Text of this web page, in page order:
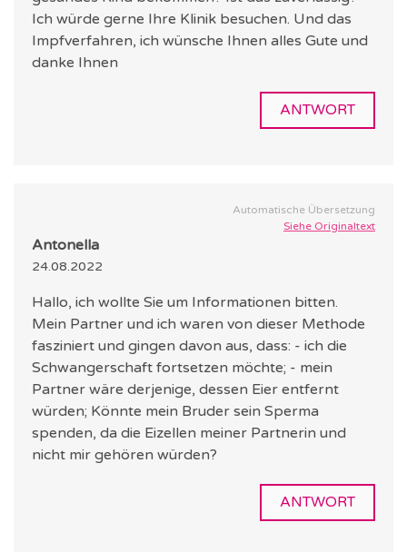
Ich würde gerne Ihre Klinik besuchen. Und das
Impfverfahren, ich wünsche Ihnen alles Gute und
danke Ihnen
ANTWORT
Automatische Übersetzung
Siehe Originaltext
Antonella
24.08.2022
Hallo, ich wollte Sie um Informationen bitten.
Mein Partner und ich waren von dieser Methode
fasziniert und gingen davon aus, dass: - ich die
Schwangerschaft fortsetzen möchte; - mein
Partner wäre derjenige, dessen Eier entfernt
würden; Könnte mein Bruder sein Sperma
spenden, da die Eizellen meiner Partnerin und
nicht mir gehören würden?
ANTWORT